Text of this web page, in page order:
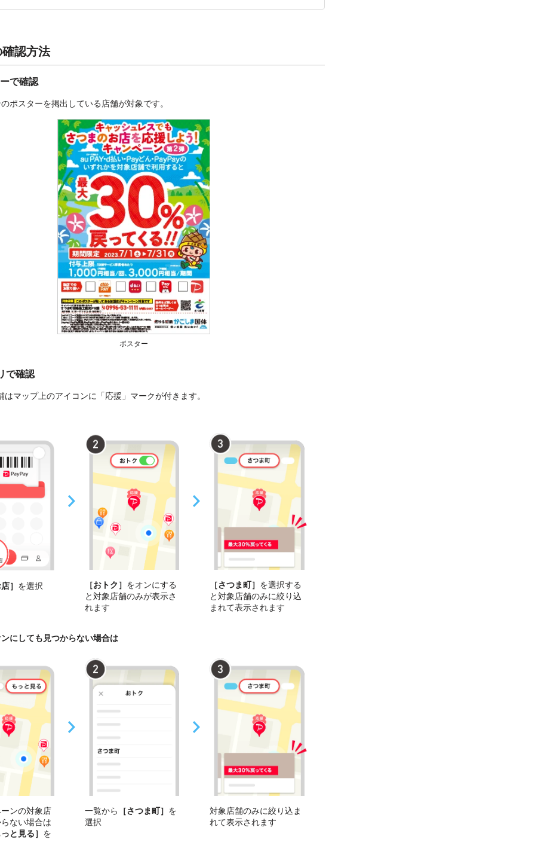
認方法
で確認
ポスターを掲出している店舗が対象です。
ポスター
で確認
はマップ上のアイコンに「応援」マークが付きます。
］ を選択 ［おトク］ をオンにする
と対象店舗のみが表示さ
れます
［さつま町］ を選択する
と対象店舗のみに絞り込
まれて表示されます
ンにしても見つからない場合は
ンの対象店
ない場合は
っと見る］ を
一覧から ［さつま町］ を
選択
対象店舗のみに絞り込ま
れて表示されます